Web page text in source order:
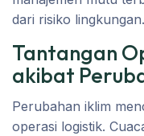
dari risiko lingkungan.
Tantangan
akibat
Perubahan iklim
operasi logistik.